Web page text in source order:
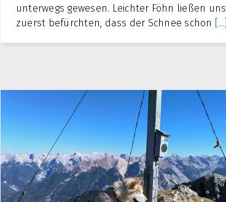
unterwegs gewesen. Leichter Föhn ließen uns
zuerst befürchten, dass der Schnee schon
[...]